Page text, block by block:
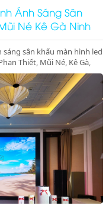
Ánh Sáng Sân
Né Kê Gà Ninh
sân khấu màn hình led
Thiết, Mũi Né, Kê Gà,
hiện đại, setup trọn gói, gọi